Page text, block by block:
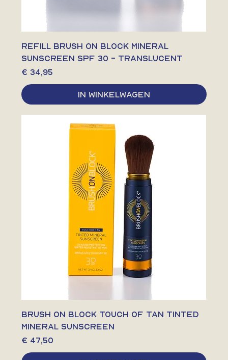
Refill Brush On Block Mineral
Sunscreen SPF 30 - Translucent
Prijs
€ 34,95
In winkelwagen
BRUSH ON BLOCK TOUCH OF TAN TINTED
MINERAL SUNSCREEN
Prijs
€ 47,50